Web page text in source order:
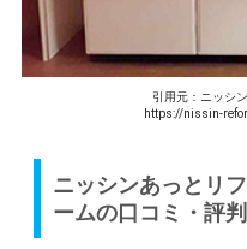
引用元：ニッシ
https://nissin-
ニッシンあっとリ
ームの口コミ・評判